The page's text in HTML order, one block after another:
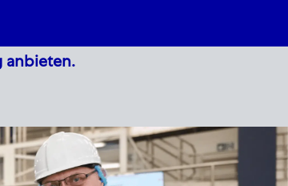
anbieten.